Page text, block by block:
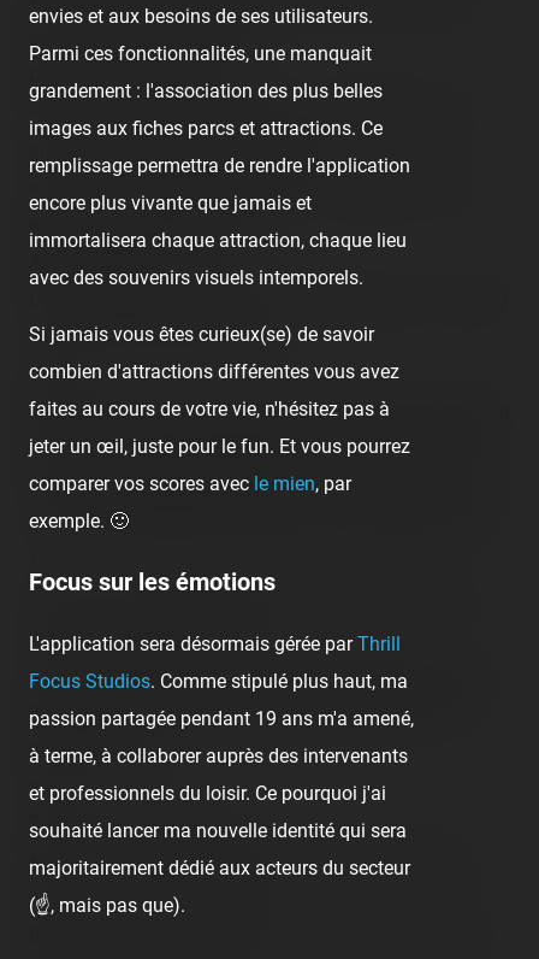
vs. rose vs. bleu encore !<br />
<br />
Retombons dans le passé de Disneyland dès maintenant
car on réenchaîne tout de suite sur les <span class="tr-
noms">River Rogue Keelboats</span> ! Je devais avoir
8~10 ans la dernière fois que je suis monté à bord ! :<br
alt="" class="photo-tr"><br />
La plus agréable et détendente des attractions du parc…
aujourd'hui mixé avec un super mais vraiment classe
animateur !!<br />
<br />
Zoom x12 au loin :<br />
<img src="/content/trip-reports/1190584800/(9).jpg"
alt="" class="photo-tr"><br />
envies et aux besoins de ses utilisateurs.
Parmi ces fonctionnalités, une manquait
grandement : l'association des plus belles
images aux fiches parcs et attractions. Ce
remplissage permettra de rendre l'application
encore plus vivante que jamais et
immortalisera chaque attraction, chaque lieu
avec des souvenirs visuels intemporels.
Si jamais vous êtes curieux(se) de savoir
combien d'attractions différentes vous avez
faites au cours de votre vie, n'hésitez pas à
jeter un œil, juste pour le fun. Et vous pourrez
comparer vos scores avec le mien, par
exemple. 🙂
Focus sur les émotions
L'application sera désormais gérée parThrill
Focus Studios. Comme stipulé plus haut, ma
passion partagée pendant 19 ans m'a amené,
à terme, à collaborer auprès des intervenants
et professionnels du loisir. Ce pourquoi j'ai
souhaité lancer ma nouvelle identité qui sera
majoritairement dédié aux acteurs du secteur
(☝️, mais pas que).